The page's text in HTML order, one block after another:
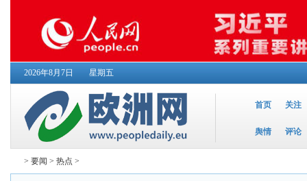
2026年8月7日 星期五
首页 关注
舆情 评论
> 要闻 > 热点 >